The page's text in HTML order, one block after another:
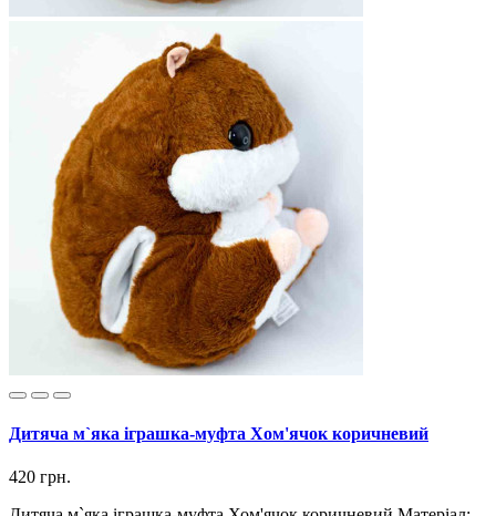
Дитяча м`яка іграшка-муфта Хом'ячок коричневий
420 грн.